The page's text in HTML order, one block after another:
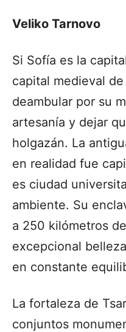
Veliko Tarnovo
Si Sofía es la
capital medieval
deambular por su
artesanía y dejar
holgazán. La
en realidad fue
es ciudad
ambiente. Su
a 250 kilómetros
excepcional
en constante
La fortaleza de
conjuntos